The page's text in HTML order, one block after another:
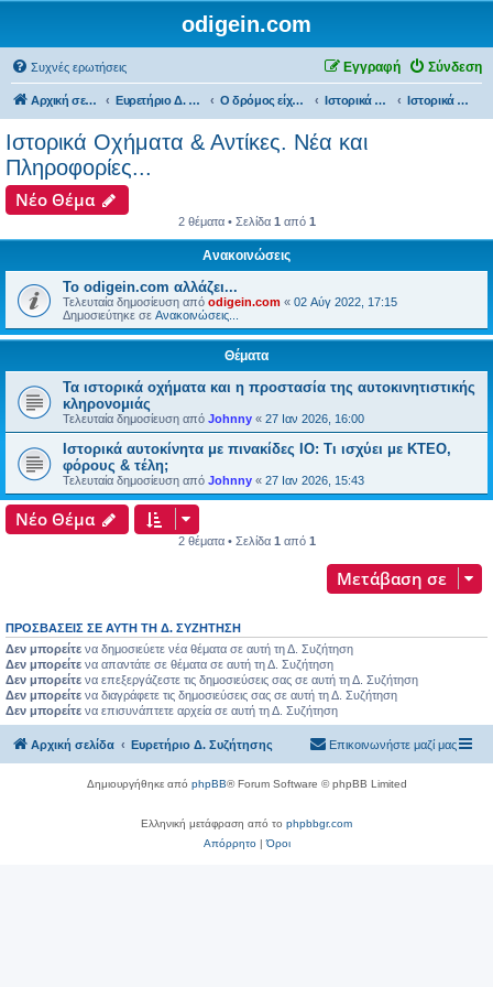
odigein.com
Συχνές ερωτήσεις Σύνδεση
Εγγραφή
Αρχική σελίδα Ευρετήριο Δ. Συζήτησης Ο δρόμος είχε την δική του Ιστορία... Ιστορικά Οχήματα & αντίκες Ιστορικά Οχήματα & Αντίκες. Νέα και Πληροφορίες...
Ιστορικά Οχήματα & Αντίκες. Νέα και
Πληροφορίες...
Νέο Θέμα
2 θέματα • Σελίδα 1 από 1
Ανακοινώσεις
Το odigein.com αλλάζει...
Τελευταία δημοσίευση από odigein.com « 02 Αύγ 2022, 17:15
Δημοσιεύτηκε σε Ανακοινώσεις...
Θέματα
Τα ιστορικά οχήματα και η προστασία της αυτοκινητιστικής
κληρονομιάς
Τελευταία δημοσίευση από Johnny « 27 Ιαν 2026, 16:00
Ιστορικά αυτοκίνητα με πινακίδες ΙΟ: Τι ισχύει με ΚΤΕΟ,
φόρους & τέλη;
Τελευταία δημοσίευση από Johnny « 27 Ιαν 2026, 15:43
Νέο Θέμα
2 θέματα • Σελίδα 1 από 1
Μετάβαση σε
ΠΡΟΣΒΆΣΕΙΣ ΣΕ ΑΥΤΉ ΤΗ Δ. ΣΥΖΉΤΗΣΗ
Δεν μπορείτε να δημοσιεύετε νέα θέματα σε αυτή τη Δ. Συζήτηση
Δεν μπορείτε να απαντάτε σε θέματα σε αυτή τη Δ. Συζήτηση
Δεν μπορείτε να επεξεργάζεστε τις δημοσιεύσεις σας σε αυτή τη Δ. Συζήτηση
Δεν μπορείτε να διαγράφετε τις δημοσιεύσεις σας σε αυτή τη Δ. Συζήτηση
Δεν μπορείτε να επισυνάπτετε αρχεία σε αυτή τη Δ. Συζήτηση
Αρχική σελίδα Ευρετήριο Δ. Συζήτησης Επικοινωνήστε μαζί μας
Δημιουργήθηκε από phpBB® Forum Software © phpBB Limited
Ελληνική μετάφραση από το phpbbgr.com
Απόρρητο|Όροι